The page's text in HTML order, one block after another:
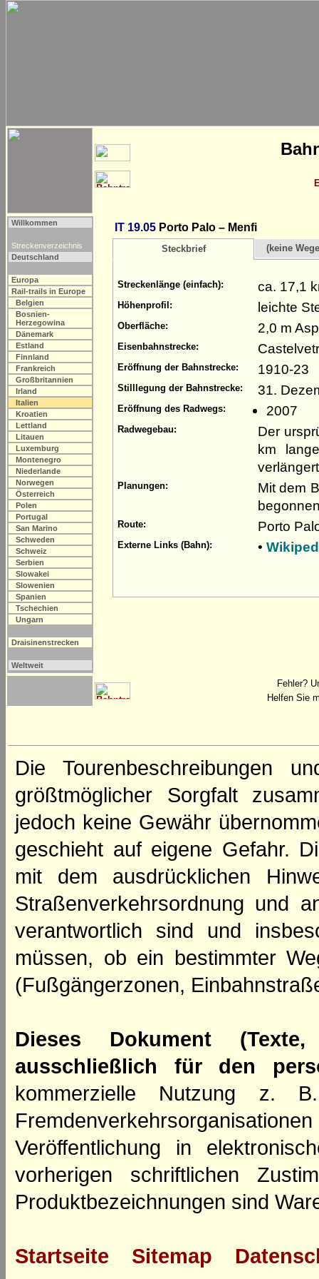
Willkommen
Streckenverzeichnis
Deutschland
Europa
Rail-trails in Europe
Belgien
Bosnien-
Herzegowina
Dänemark
Estland
Finnland
Frankreich
Großbritannien
Irland
Italien
Kroatien
Lettland
Litauen
Luxemburg
Montenegro
Niederlande
Norwegen
Österreich
Polen
Portugal
San Marino
Schweden
Schweiz
Serbien
Slowakei
Slowenien
Spanien
Tschechien
Ungarn
Draisinenstrecken
Weltweit
IT 19.05 Porto Palo – Menfi
Steckbrief (keine
Streckenlänge (einfach): ca. 17,1
Höhenprofil: leichte
Oberfläche: 2,0 m
Eisenbahnstrecke:
Eröffnung der Bahnstrecke: 1910-23
Stilllegung der Bahnstrecke: 31.
Eröffnung des Radwegs: 2007
Radwegebau:
Der
km
Planungen:
Mit dem
Route: Porto
Externe Links (Bahn): •
Fehler?
Helfen Sie
Die Tourenbeschreibungen
größtmöglicher Sorgfalt
jedoch keine Gewähr
geschieht auf eigene Gefahr.
mit dem ausdrücklichen
Straßenverkehrsordnung und
verantwortlich sind und
müssen, ob ein bestimmter
(Fußgängerzonen,
Dieses Dokument
ausschließlich für den
kommerzielle Nutzung z.
Veröffentlichung in
vorherigen schriftlichen
Produktbezeichnungen sind
Startseite Sitemap